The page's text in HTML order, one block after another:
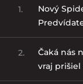
1.
Nový
2.
Čaká nás
vraj